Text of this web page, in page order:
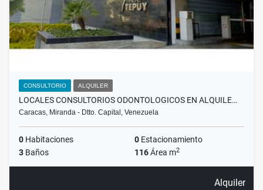
CONSULTORIO ALQUILER
LOCALES CONSULTORIOS ODONTOLOGICOS EN ALQUILE…
Caracas, Miranda - Dtto. Capital, Venezuela
0 Habitaciones 0 Estacionamiento
3 Baños 116Área m2
Alquiler